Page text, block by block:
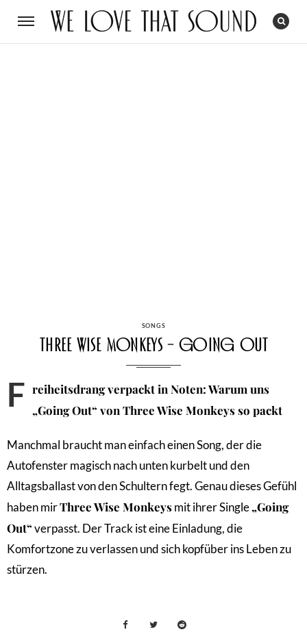
CATEGORIES
SONGS
Three Wise Monkeys – Going Out
F reiheitsdrang verpackt in Noten: Warum uns
„Going Out“ von Three Wise Monkeys so packt
Manchmal braucht man einfach einen Song, der die
Autofenster magisch nach unten kurbelt und den
Alltagsballast von den Schultern fegt. Genau dieses Gefühl
haben mirThree Wise Monkeysmit ihrer Single„Going
Out“verpasst. Der Track ist eine Einladung, die
Komfortzone zu verlassen und sich kopfüber ins Leben zu
stürzen.